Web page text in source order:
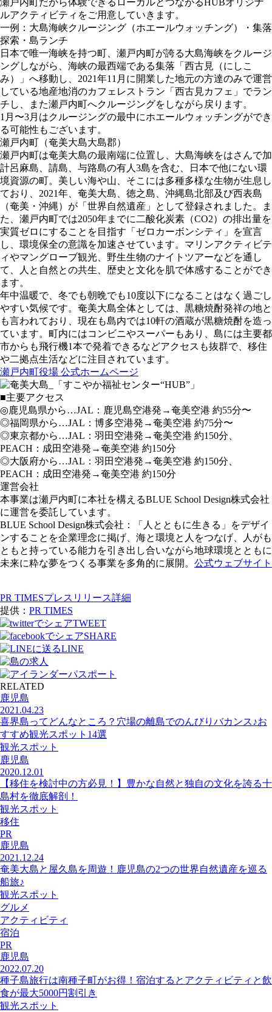
瀬戸内町だから体験できるローカルとつながるHUBオリジナ
ルアクティビティをご用意していきます。
一例：大島海峡クルージング（ホエールウォッチング）・集落
探索・島ランチ
日本で唯一海峡を持つ町、瀬戸内町が誇る大島海峡をクルージ
ングしながら、海峡の最西端である集落「西古見（にしこ
み）」へ移動し、2021年11月に開業した地元の方達のみで運営
している地産地消のカフェレストラン「西古見カフェ」でラン
チし、また瀬戸内町へクルージングをしながら戻ります。
1月〜3月はクルージングの最中にホエールウォッチングができ
る可能性もございます。
瀬戸内町（奄美大島大島郡）
瀬戸内町は奄美大島の最南端に位置し、大島海峡をはさんで加
計呂麻島、請島、与路島の有人3島を含む、日本で他にない環
境資源の町。美しい海や山、そこには多種多様な生物が生息し
ており、2021年、奄美大島、徳之島、沖縄島北部及び西表島
（奄美・沖縄）が「世界自然遺産」として登録されました。ま
た、瀬戸内町では2050年までに二酸化炭素（CO2）の排出量を
実質ゼロにすることを目指す「ゼロカーボンシティ」を宣言
し、環境保全の意識を加速させています。マリンアクティビテ
ィやマングローブ観光、野生生物のナイトツアーなどを通し
て、人と自然との共生、歴史と文化を肌で体感することができ
ます。
年中温暖で、冬でも朝晩でも10度以下になることはなく過ごし
やすい気候です。奄美大島全体としては、黒糖焼酎発祥の地と
も言われており、現在も島内では10軒の酒蔵が黒糖焼酎を造っ
ています。町内にはコンビニやスーパーもあり、島には主要都
市からも飛行機1本で発着できるなどアクセスも抜群で、移住
や二拠点生活などに注目されています。
瀬戸内町役場 公式ホームページ
■主要アクセス
◎鹿児島県から…JAL：鹿児島空港発→奄美空港 約55分〜
◎福岡県から…JAL：博多空港発→奄美空港 約75分〜
◎東京都から…JAL：羽田空港発→奄美空港 約150分、
PEACH：成田空港発→奄美空港 約150分
◎大阪府から…JAL：羽田空港発→奄美空港 約150分、
PEACH：成田空港発→奄美空港 約150分
運営会社
本事業は瀬戸内町に本社を構えるBLUE School Design株式会社
に運営を委託しています。
BLUE School Design株式会社：「人とともに生きる」をデザイ
ンすることを企業理念に掲げ、海と環境と人をつなげ、人がも
ともと持っている能力を引き出し合いながら地球環境とともに
未来に粋な夢をつくる事業を多角的に展開。 公式ウェブサイト
PR TIMESプレスリリース詳細
提供： PR TIMES
TWEET
SHARE
LINE
RELATED
鹿児島
2021.04.23
喜界島ってどんなところ？穴場の離島でのんびりバカンス♪お
すすめ観光スポット14選
観光スポット
鹿児島
2020.12.01
【移住を検討中の方必見！】豊かな自然と独自の文化を誇る十
島村を徹底解剖！
観光スポット
移住
PR
鹿児島
2021.12.24
奄美大島と屋久島を周遊！鹿児島の2つの世界自然遺産を巡る
船旅♪
観光スポット
グルメ
アクティビティ
宿泊
PR
鹿児島
2022.07.20
種子島旅行は南種子町がお得！宿泊するとアクティビティと飲
食が最大5000円割引き
観光スポット